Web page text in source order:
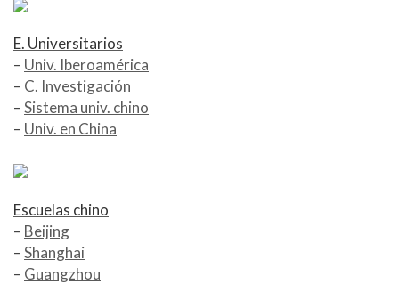
E. Universitarios
– Univ. Iberoamérica
– C. Investigación
–Sistema univ. chino
– Univ. en China
Escuelas chino
– Beijing
–Shanghai
– Guangzhou